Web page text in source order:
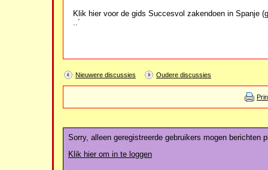
Klik hier voor de gids Succesvol zakendoen in Spanje
..´
Nieuwere discussies Oudere discussies
Sorry, alleen geregistreerde gebruikers mogen berichten
Klik hier om in te loggen